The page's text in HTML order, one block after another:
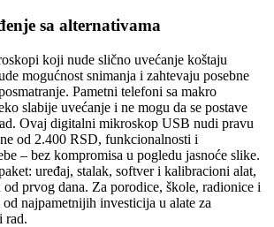
sa alternativama
koji nude slično uvećanje koštaju
mogućnost snimanja i zahtevaju posebne
Pametni telefoni sa makro
slabije uvećanje i ne mogu da se postave
Ovaj digitalni mikroskop USB nudi pravu
od 2.400 RSD, funkcionalnosti i
– bez kompromisa u pogledu jasnoće slike.
uređaj, stalak, softver i kalibracioni alat,
od prvog dana. Za porodice, škole, radionice i
najpametnijih investicija u alate za
rad.